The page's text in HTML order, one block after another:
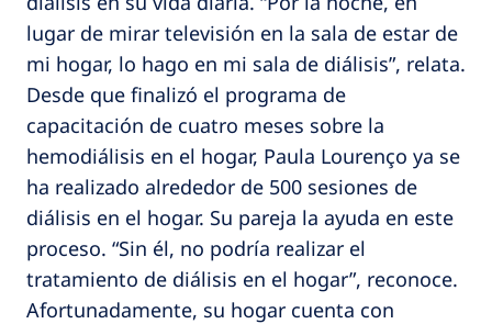
lugar de mirar televisión en la sala de estar de
mi hogar, lo hago en mi sala de diálisis”, relata.
Desde que finalizó el programa de
capacitación de cuatro meses sobre la
hemodiálisis en el hogar, Paula Lourenço ya se
ha realizado alrededor de 500 sesiones de
diálisis en el hogar. Su pareja la ayuda en este
proceso. “Sin él, no podría realizar el
tratamiento de diálisis en el hogar”, reconoce.
Afortunadamente, su hogar cuenta con